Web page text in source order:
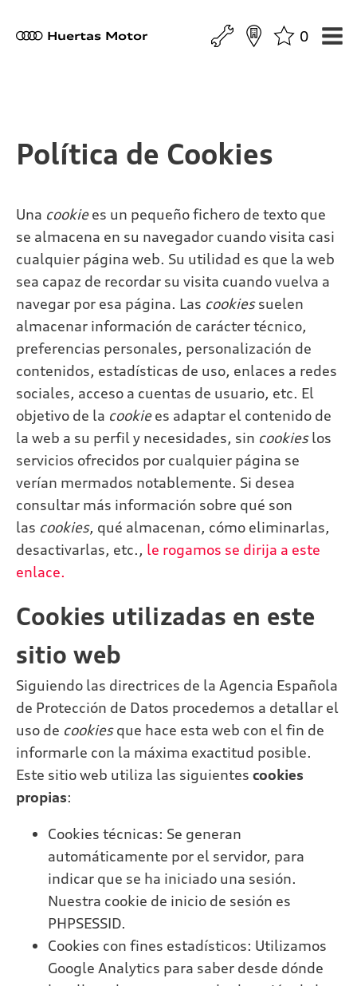
a Huertas Motor 0
Política de Cookies
Una cookiees un pequeño fichero de texto que
se almacena en su navegador cuando visita casi
cualquier página web. Su utilidad es que la web
sea capaz de recordar su visita cuando vuelva a
navegar por esa página. Las cookiessuelen
almacenar información de carácter técnico,
preferencias personales, personalización de
contenidos, estadísticas de uso, enlaces a redes
sociales, acceso a cuentas de usuario, etc. El
objetivo de la cookiees adaptar el contenido de
la web a su perfil y necesidades, sin cookieslos
servicios ofrecidos por cualquier página se
verían mermados notablemente. Si desea
consultar más información sobre qué son
las cookies, qué almacenan, cómo eliminarlas,
desactivarlas, etc., le rogamos se dirija a este
enlace.
Cookies utilizadas en este
sitio web
Siguiendo las directrices de la Agencia Española
de Protección de Datos procedemos a detallar el
uso de cookiesque hace esta web con el fin de
informarle con la máxima exactitud posible.
Este sitio web utiliza las siguientes cookies
propias:
Cookies técnicas: Se generan
automáticamente por el servidor, para
indicar que se ha iniciado una sesión.
Nuestra cookie de inicio de sesión es
PHPSESSID.
Cookies con fines estadísticos: Utilizamos
Google Analytics para saber desde dónde